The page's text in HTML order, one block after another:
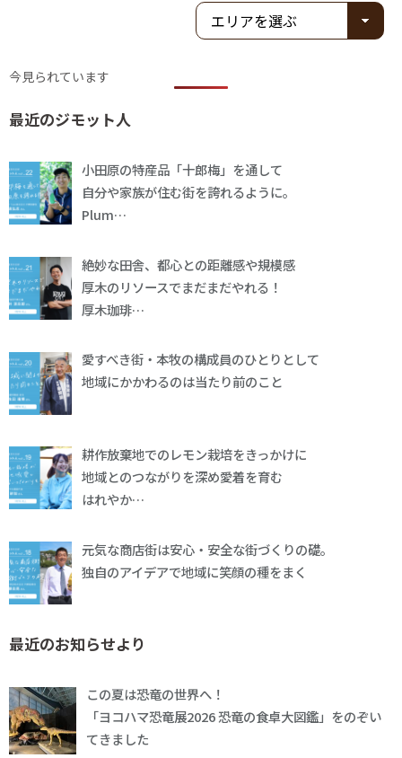
今見られています
最近のジモット人
小田原の特産品「十郎梅」を通して
自分や家族が住む街を誇れるように。
Plum…
絶妙な田舎、都心との距離感や規模感
厚木のリソースでまだまだやれる！
厚木珈琲…
愛すべき街・本牧の構成員のひとりとして
地域にかかわるのは当たり前のこと
耕作放棄地でのレモン栽培をきっかけに
地域とのつながりを深め愛着を育む
はれやか…
元気な商店街は安心・安全な街づくりの礎。
独自のアイデアで地域に笑顔の種をまく
最近のお知らせより
この夏は恐竜の世界へ！
「ヨコハマ恐竜展2026 恐竜の食卓大図鑑」をのぞい
てきました